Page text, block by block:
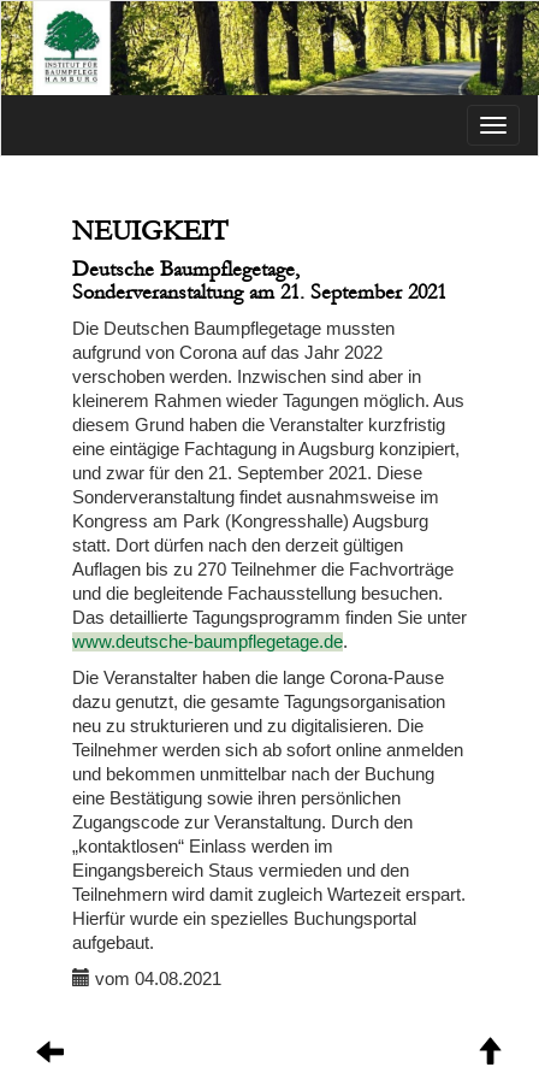
Menü
NEUIGKEIT
Deutsche Baumpflegetage,
Sonderveranstaltung am 21. September 2021
Die Deutschen Baumpflegetage mussten
aufgrund von Corona auf das Jahr 2022
verschoben werden. Inzwischen sind aber in
kleinerem Rahmen wieder Tagungen möglich. Aus
diesem Grund haben die Veranstalter kurzfristig
eine eintägige Fachtagung in Augsburg konzipiert,
und zwar für den 21. September 2021. Diese
Sonderveranstaltung findet ausnahmsweise im
Kongress am Park (Kongresshalle) Augsburg
statt. Dort dürfen nach den derzeit gültigen
Auflagen bis zu 270 Teilnehmer die Fachvorträge
und die begleitende Fachausstellung besuchen.
Das detaillierte Tagungsprogramm finden Sie unter
www.deutsche-baumpflegetage.de.
Die Veranstalter haben die lange Corona-Pause
dazu genutzt, die gesamte Tagungsorganisation
neu zu strukturieren und zu digitalisieren. Die
Teilnehmer werden sich ab sofort online anmelden
und bekommen unmittelbar nach der Buchung
eine Bestätigung sowie ihren persönlichen
Zugangscode zur Veranstaltung. Durch den
„kontaktlosen“ Einlass werden im
Eingangsbereich Staus vermieden und den
Teilnehmern wird damit zugleich Wartezeit erspart.
Hierfür wurde ein spezielles Buchungsportal
aufgebaut.
vom 04.08.2021